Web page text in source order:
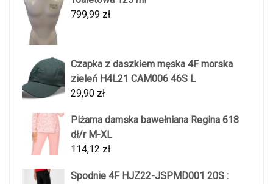
799,99 zł
Czapka z daszkiem męska 4F morska
zieleń H4L21 CAM006 46S L
29,90 zł
Piżama damska bawełniana Regina 618
dł/r M-XL
114,12 zł
Spodnie 4F HJZ22-JSPMD001 20S :